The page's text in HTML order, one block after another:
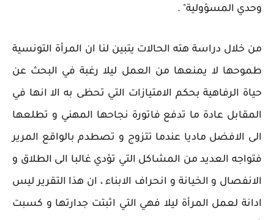
وحدي المسؤولية" .
من خلال دراسة هته الحالات يتبين لنا ان المرأة التونسية
طموحها لا يمنعها من العمل ليلا رغبة في البحث عن
حياة الرفاهية بحكم الامتيازات التي تحظى به الا انها في
المقابل عادة ما تدفع فاتورة نجاحها المهني و تطلعها
الى الافضل ماديا عندما تتزوج و تصطدم بالواقع المرير
فتواجه العديد من المشاكل التي تؤدي غالبا الى الطلاق و
الانفصال و الخيانة و انحراف الابناء ، ان هذا التقرير ليس
ادانة لعمل المرأة ليلا فهي التي اثبتت جدارتها و كسبت